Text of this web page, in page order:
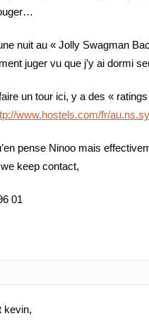
nuit au « Jolly Swagman
juger vu que j’y ai dormi
un tour ici, y a des «
www.hostels.com/fr/
pense Ninoo mais
keep contact,
01
kevin,